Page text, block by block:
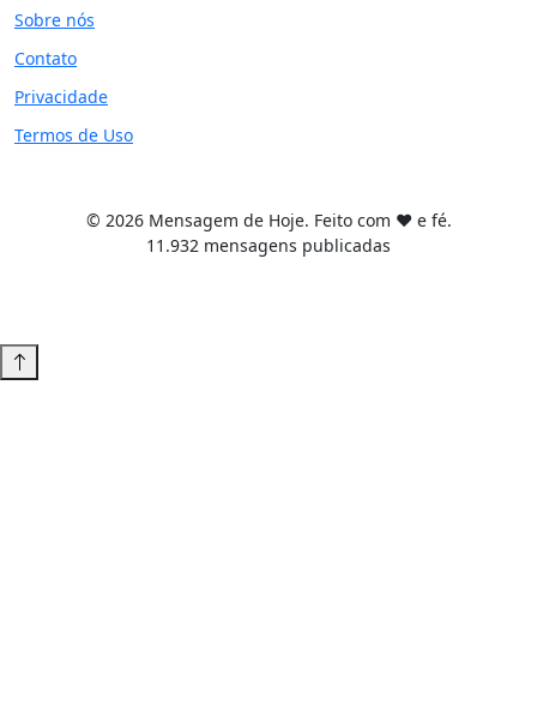
Sobre nós
Contato
Privacidade
Termos de Uso
© 2026 Mensagem de Hoje. Feito com ❤️ e fé.
11.932 mensagens publicadas